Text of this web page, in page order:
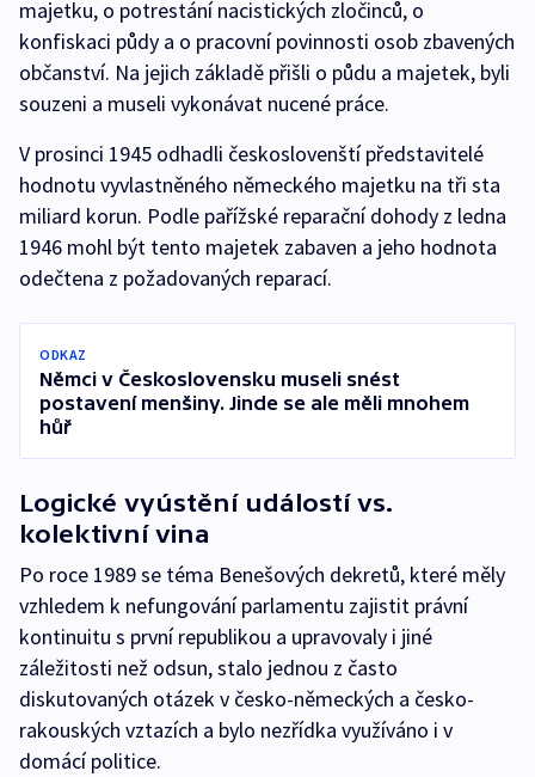
majetku, o potrestání nacistických zločinců, o
konfiskaci půdy a o pracovní povinnosti osob zbavených
občanství. Na jejich základě přišli o půdu a majetek, byli
souzeni a museli vykonávat nucené práce.
V prosinci 1945 odhadli českoslovenští představitelé
hodnotu vyvlastněného německého majetku na tři sta
miliard korun. Podle pařížské reparační dohody z ledna
1946 mohl být tento majetek zabaven a jeho hodnota
odečtena z požadovaných reparací.
ODKAZ
Němci v Československu museli snést
postavení menšiny. Jinde se ale měli mnohem
hůř
Logické vyústění událostí vs.
kolektivní vina
Po roce 1989 se téma Benešových dekretů, které měly
vzhledem k nefungování parlamentu zajistit právní
kontinuitu s první republikou a upravovaly i jiné
záležitosti než odsun, stalo jednou z často
diskutovaných otázek v česko-německých a česko-
rakouských vztazích a bylo nezřídka využíváno i v
domácí politice.